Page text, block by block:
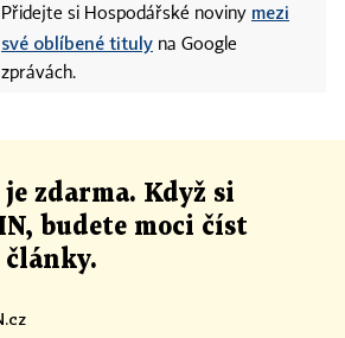
Přidejte si Hospodářské noviny mezi
své oblíbené tituly na Google
zprávách.
je zdarma. Když si
budete moci číst
články.